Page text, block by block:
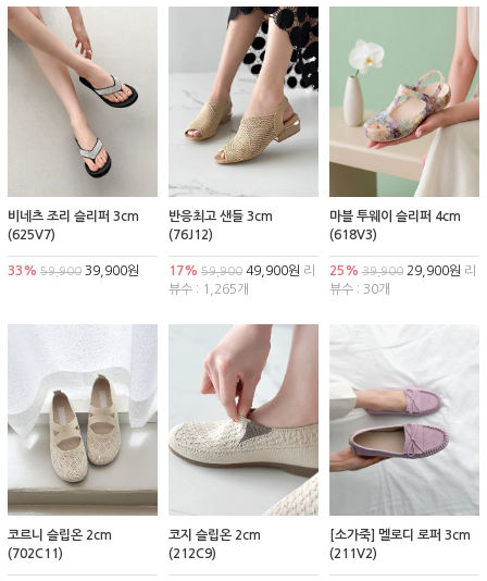
비네츠 조리 슬리퍼 3cm
(625V7)
33% 59,900 39,900원
반응최고 샌들 3cm
(76J12)
17% 59,90049,900원 리
뷰수 : 1,265개
마블 투웨이 슬리퍼 4cm
(618V3)
25% 39,90029,900원 리
뷰수 : 30개
코르니 슬립온 2cm
(702C11)
코지 슬립온 2cm
(212C9)
[소가죽] 멜로디 로퍼 3cm
(211V2)